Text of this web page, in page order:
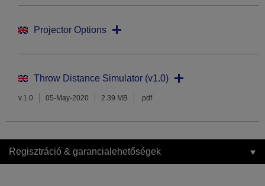
Projector Options
Throw Distance Simulator (v1.0)
v.1.0 05-May-2020 2.39 MB .pdf
Regisztráció & garancialehetőségek